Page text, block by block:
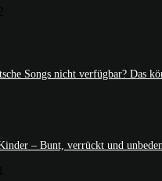
Songs nicht verfügbar? Das
– Bunt, verrückt und